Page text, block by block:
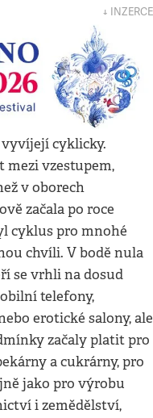
↓ INZERCE
cyklicky.
mezi vzestupem,
v oborech
začala po roce
cyklus pro mnohé
chvíli. V bodě nula
se vrhli na dosud
telefony,
erotické salony, ale
začaly platit pro
a cukrárny, pro
jako pro výrobu
i zemědělství,